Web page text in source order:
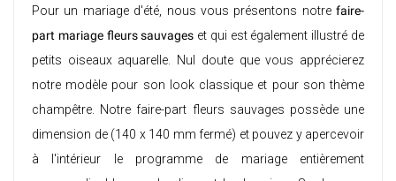
Pour un mariage d'été, nous vous présentons notre faire-
part mariage fleurs sauvages et qui est également illustré de
petits oiseaux aquarelle. Nul doute que vous apprécierez
notre modèle pour son look classique et pour son thème
champêtre. Notre faire-part fleurs sauvages possède une
dimension de (140 x 140 mm fermé) et pouvez y apercevoir
à l'intérieur le programme de mariage entièrement